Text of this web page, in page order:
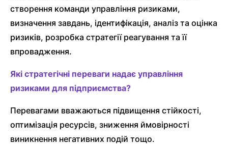
створення команди управління ризиками,
визначення завдань, ідентифікація, аналіз та оцінка
ризиків, розробка стратегії реагування та її
впровадження.
Які стратегічні переваги надає управління
ризиками для підприємства?
Перевагами вважаються підвищення стійкості,
оптимізація ресурсів, зниження ймовірності
виникнення негативних подій тощо.